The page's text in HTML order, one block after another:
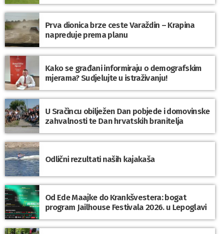
Prva dionica brze ceste Varaždin – Krapina
napreduje prema planu
Kako se građani informiraju o demografskim
mjerama? Sudjelujte u istraživanju!
U Sračincu obilježen Dan pobjede i domovinske
zahvalnosti te Dan hrvatskih branitelja
Odlični rezultati naših kajakaša
Od Ede Maajke do Krankšvestera: bogat
program Jailhouse Festivala 2026. u Lepoglavi